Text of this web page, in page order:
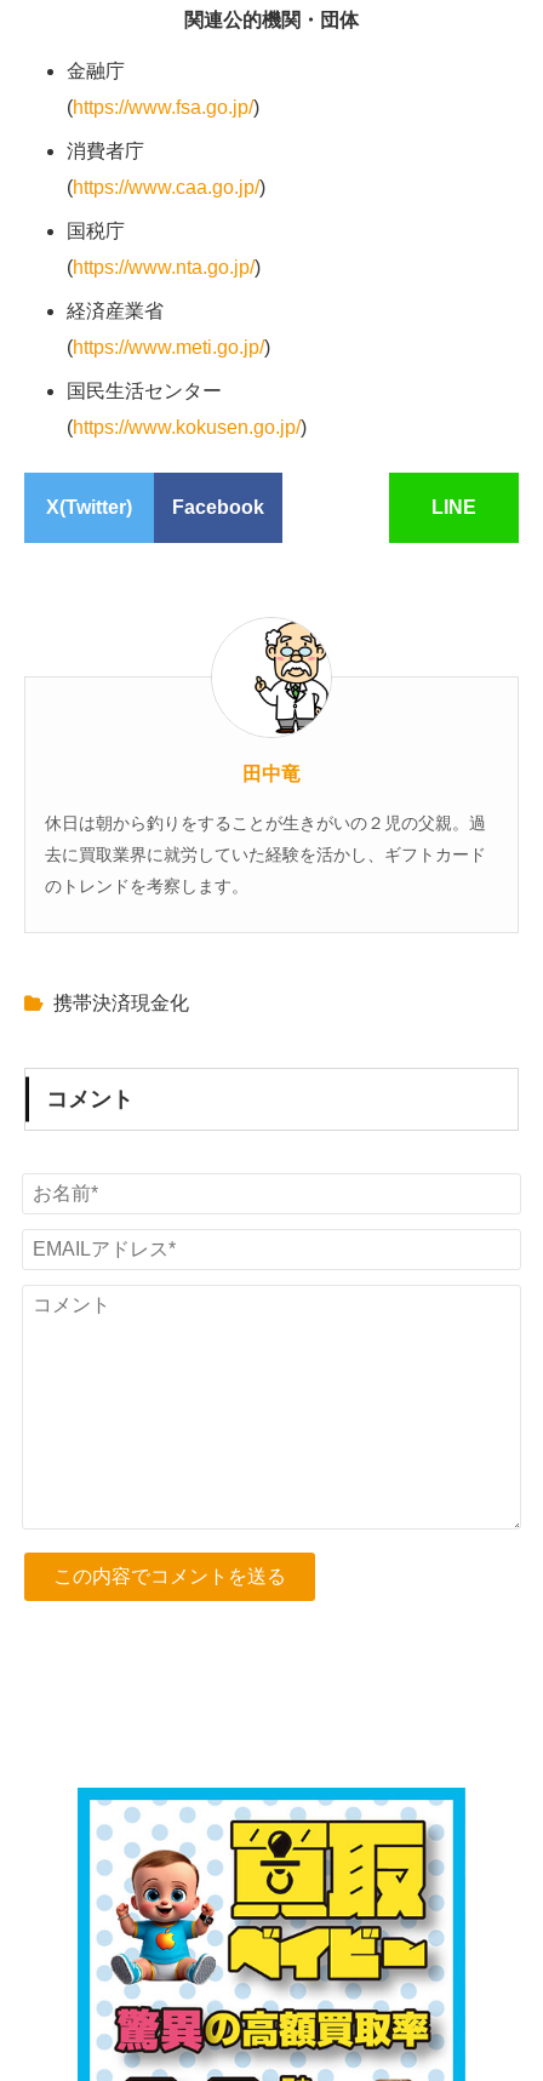
関連公的機関・団体
金融庁
(https://www.fsa.go.jp/)
消費者庁
(https://www.caa.go.jp/)
国税庁
(https://www.nta.go.jp/)
経済産業省
(https://www.meti.go.jp/)
国民生活センター
(https://www.kokusen.go.jp/)
X(Twitter) Facebook LINE
田中竜
休日は朝から釣りをすることが生きがいの２児の父親。過
去に買取業界に就労していた経験を活かし、ギフトカード
のトレンドを考察します。
携帯決済現金化
コメント